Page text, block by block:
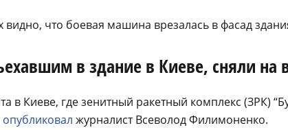
что боевая машина врезалась в фасад
в здание в Киеве, сняли на
в Киеве, где зенитный ракетный комплекс (ЗРК)
опубликовал журналист Всеволод Филимоненко.